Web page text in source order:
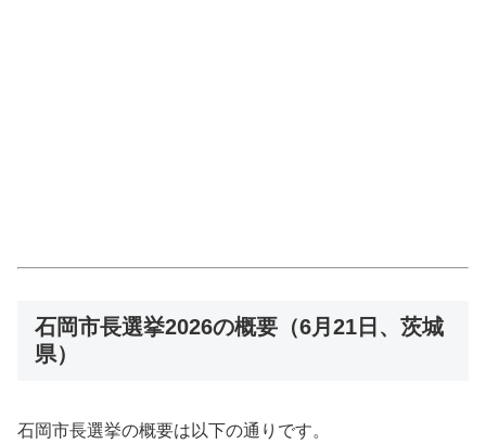
石岡市長選挙2026の概要（6月21日、茨城
県）
石岡市長選挙の概要は以下の通りです。